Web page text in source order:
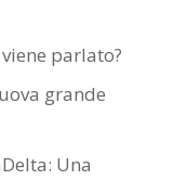
parlato?
grande
Una